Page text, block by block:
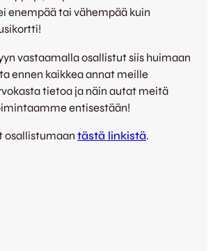
enempää tai vähempää kuin
vastaamalla osallistut siis huimaan
ennen kaikkea annat meille
tietoa ja näin autat meitä
entisestään!
osallistumaan tästä linkistä.